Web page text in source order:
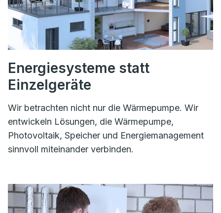
Energiesysteme statt
Einzelgeräte
Wir betrachten nicht nur die Wärmepumpe. Wir
entwickeln Lösungen, die Wärmepumpe,
Photovoltaik, Speicher und Energiemanagement
sinnvoll miteinander verbinden.